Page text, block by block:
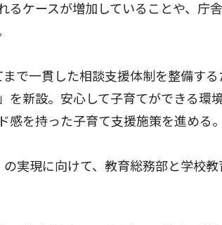
るケースが増加していることや、庁
で一貫した相談支援体制を整備す
を新設。安心して子育てができる環
を持った子育て支援施策を進める。
実現に向けて、教育総務部と学校